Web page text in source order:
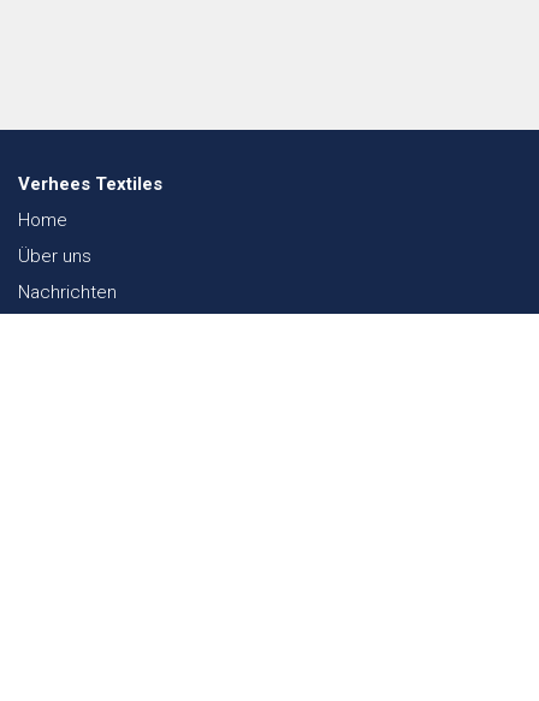
Verhees Textiles
Home
Über uns
Nachrichten